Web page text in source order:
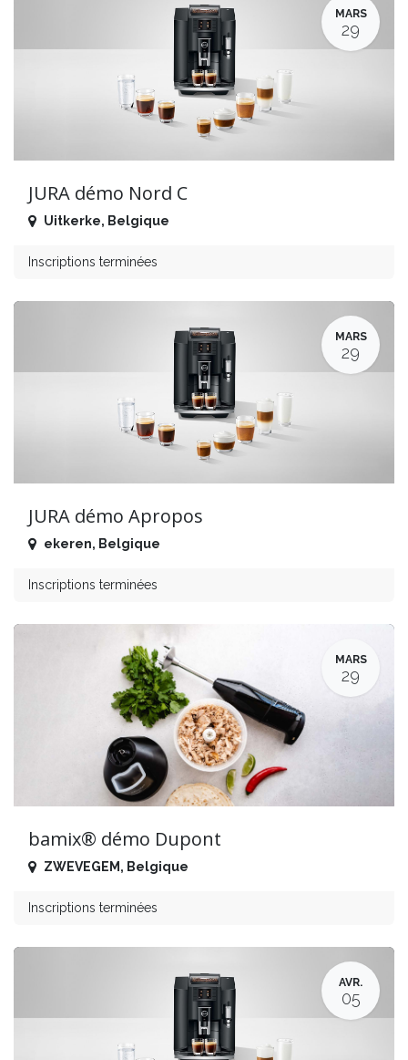
MARS
29
JURA démo Nord C
Uitkerke, Belgique
Inscriptions terminées
MARS
29
JURA démo Apropos
ekeren, Belgique
Inscriptions terminées
MARS
29
bamix® démo Dupont
ZWEVEGEM , Belgique
Inscriptions terminées
AVR.
05